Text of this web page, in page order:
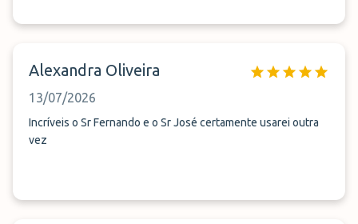
Alexandra Oliveira
13/07/2026
Incríveis o Sr Fernando e o Sr José certamente usarei outra
vez